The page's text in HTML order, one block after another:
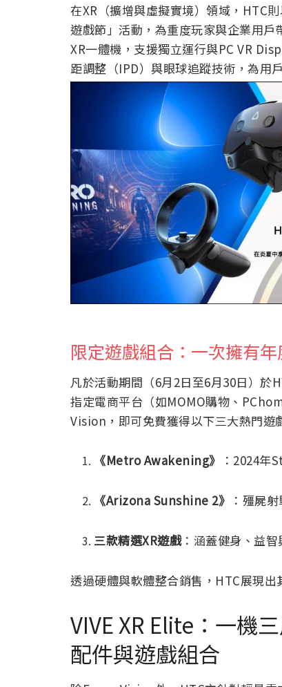
在XR（擴增與虛擬實境）領域，HTC
遊戲節」活動，為重度玩家與企業用
XR一體機，支援獨立運行與PC VR
距調整（IPD）與眼球追蹤技術，為用
限定遊戲組合：一次擁有
凡於活動期間（6月2日至6月30日）於
指定電商平台（如MOMO購物、
Vision，即可免費獲得以下三大熱門遊
《Metro Awakening》 ：2024年
《Arizona Sunshine 2》 ：殭屍
三款精選XR遊戲：涵蓋健身、益智
透過硬體與軟體整合銷售，HTC展現出
VIVE XR Elite：一機
配件與遊戲組合